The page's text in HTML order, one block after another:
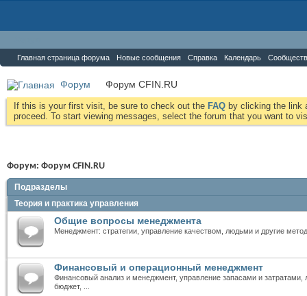
Главная страница форума Новые сообщения Справка Календарь
Форум Форум CFIN.RU
If this is your first visit, be sure to check out the FAQ by clicking the link
proceed. To start viewing messages, select the forum that you want to
Форум: Форум CFIN.RU
Подразделы
Теория и практика управления
Общие вопросы менеджмента
Менеджмент: стратегии, управление качеством, людьми и другие
Финансовый и операционный менеджмент
Финансовый анализ и менеджмент, управление запасами и затратами,
бюджет, ...